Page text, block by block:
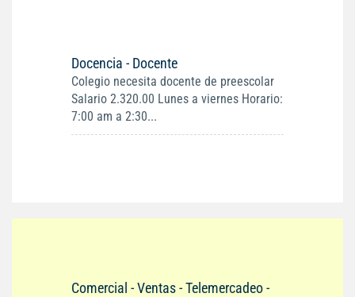
Docencia - Docente
Colegio necesita docente de preescolar
Salario 2.320.00 Lunes a viernes Horario:
7:00 am a 2:30...
Comercial - Ventas - Telemercadeo -